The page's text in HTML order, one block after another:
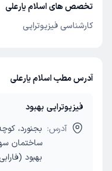
تخصص های اسلام یارعلی
کارشناسی فیزیوتراپی
آدرس مطب اسلام یارعلی
فیزیوتراپی بهبود
آدرس: بجنورد،
بهبود